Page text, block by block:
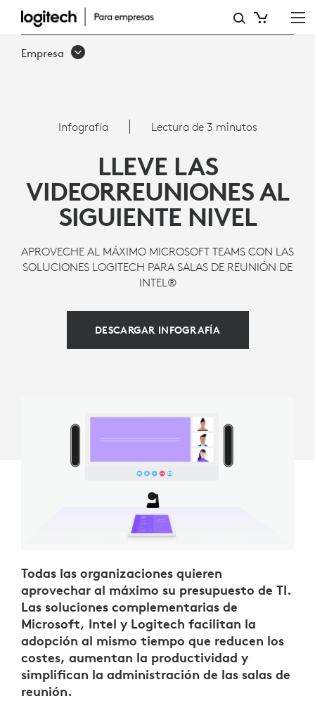
MICROSOFT
TEAMS,
LOGITECH
Empresa
Infografía Lectura de 3 minutos
LLEVE LAS
VIDEORREUNIONES AL
SIGUIENTE NIVEL
APROVECHE AL MÁXIMO MICROSOFT TEAMS CON LAS
SOLUCIONES LOGITECH PARA SALAS DE REUNIÓN DE
INTEL®
DESCARGAR INFOGRAFÍA
Todas las organizaciones quieren
aprovechar al máximo su presupuesto de TI.
Las soluciones complementarias de
Microsoft, Intel y Logitech facilitan la
adopción al mismo tiempo que reducen los
costes, aumentan la productividad y
simplifican la administración de las salas de
reunión.